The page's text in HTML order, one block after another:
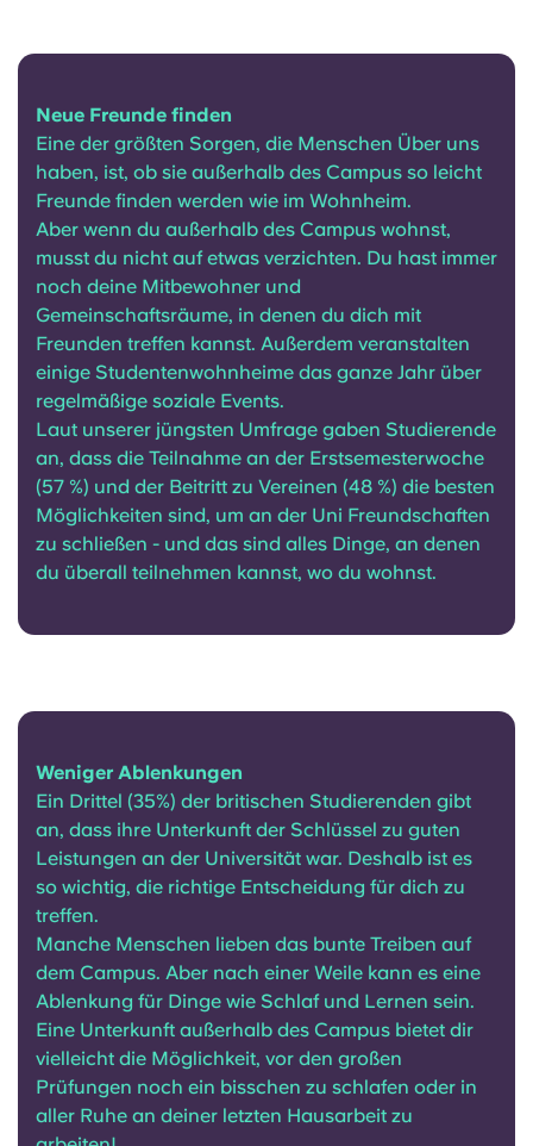
Neue Freunde finden
Eine der größten Sorgen, die Menschen Über uns
haben, ist, ob sie außerhalb des Campus so leicht
Freunde finden werden wie im Wohnheim.
Aber wenn du außerhalb des Campus wohnst,
musst du nicht auf etwas verzichten. Du hast immer
noch deine Mitbewohner und
Gemeinschaftsräume, in denen du dich mit
Freunden treffen kannst. Außerdem veranstalten
einige Studentenwohnheime das ganze Jahr über
regelmäßige soziale Events.
Laut unserer jüngsten Umfrage gaben Studierende
an, dass die Teilnahme an der Erstsemesterwoche
(57 %) und der Beitritt zu Vereinen (48 %) die besten
Möglichkeiten sind, um an der Uni Freundschaften
zu schließen - und das sind alles Dinge, an denen
du überall teilnehmen kannst, wo du wohnst.
Weniger Ablenkungen
Ein Drittel (35%) der britischen Studierenden gibt
an, dass ihre Unterkunft der Schlüssel zu guten
Leistungen an der Universität war. Deshalb ist es
so wichtig, die richtige Entscheidung für dich zu
treffen.
Manche Menschen lieben das bunte Treiben auf
dem Campus. Aber nach einer Weile kann es eine
Ablenkung für Dinge wie Schlaf und Lernen sein.
Eine Unterkunft außerhalb des Campus bietet dir
vielleicht die Möglichkeit, vor den großen
Prüfungen noch ein bisschen zu schlafen oder in
aller Ruhe an deiner letzten Hausarbeit zu